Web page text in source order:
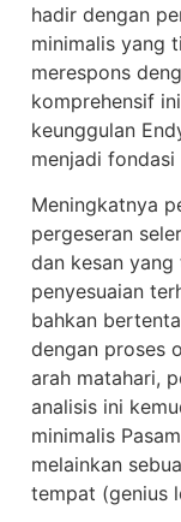
hadir dengan
minimalis yang
merespons
komprehensif
keunggulan
menjadi
Meningkatnya
pergeseran
dan kesan
penyesuaian
bahkan
dengan proses
arah matahari,
analisis ini
minimalis
melainkan
tempat (genius